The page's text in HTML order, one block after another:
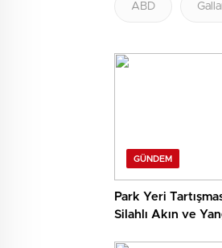
ABD
GÜNDEM
Park Yeri
Silahlı Akın ve